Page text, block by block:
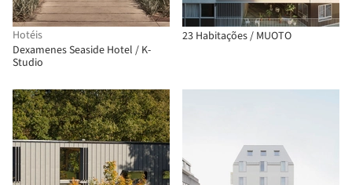
Hotéis
Dexamenes Seaside Hotel / K-
Studio
23 Habitações / MUOTO